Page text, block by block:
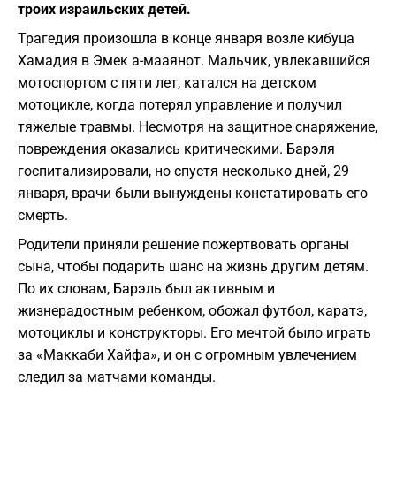
троих израильских детей.
Трагедия произошла в конце января возле кибуца
Хамадия в Эмек а-мааянот. Мальчик, увлекавшийся
мотоспортом с пяти лет, катался на детском
мотоцикле, когда потерял управление и получил
тяжелые травмы. Несмотря на защитное снаряжение,
повреждения оказались критическими. Барэля
госпитализировали, но спустя несколько дней, 29
января, врачи были вынуждены констатировать его
смерть.
Родители приняли решение пожертвовать органы
сына, чтобы подарить шанс на жизнь другим детям.
По их словам, Барэль был активным и
жизнерадостным ребенком, обожал футбол, каратэ,
мотоциклы и конструкторы. Его мечтой было играть
за «Маккаби Хайфа», и он с огромным увлечением
следил за матчами команды.